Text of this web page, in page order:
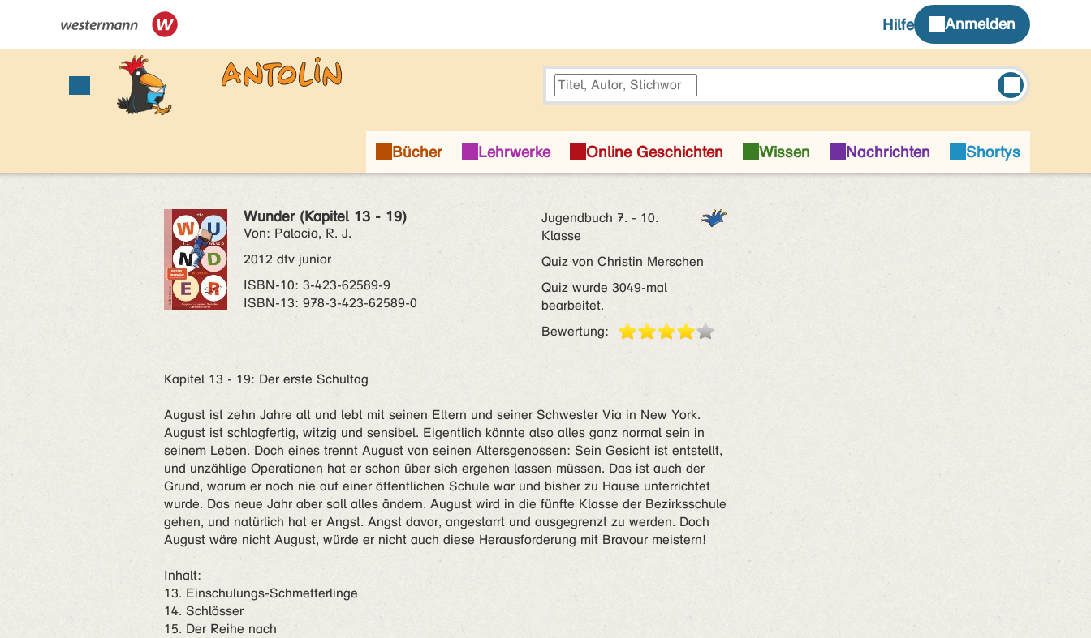
Wunder (Kapitel 13 - 19)
Von: Palacio, R. J.
2012 dtv junior
ISBN‑10: 3-423-62589-9
ISBN‑13: 978-3-423-62589-0
Jugendbuch 7. - 10.
Klasse
Quiz von Christin Merschen
Quiz wurde 3049-mal
bearbeitet.
Bewertung:
Kapitel 13 - 19: Der erste Schultag
August ist zehn Jahre alt und lebt mit seinen Eltern und seiner Schwester Via in New York.
August ist schlagfertig, witzig und sensibel. Eigentlich könnte also alles ganz normal sein in
seinem Leben. Doch eines trennt August von seinen Altersgenossen: Sein Gesicht ist entstellt,
und unzählige Operationen hat er schon über sich ergehen lassen müssen. Das ist auch der
Grund, warum er noch nie auf einer öffentlichen Schule war und bisher zu Hause unterrichtet
wurde. Das neue Jahr aber soll alles ändern. August wird in die fünfte Klasse der Bezirksschule
gehen, und natürlich hat er Angst. Angst davor, angestarrt und ausgegrenzt zu werden. Doch
August wäre nicht August, würde er nicht auch diese Herausforderung mit Bravour meistern!
Inhalt:
13. Einschulungs-Schmetterlinge
14. Schlösser
15. Der Reihe nach